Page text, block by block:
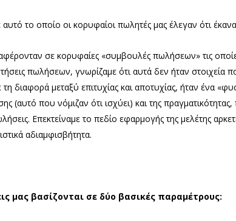
το οποίο οι κορυφαίοι πωλητές μας έλεγαν ότι
σε κορυφαίες «συμβουλές πωλήσεων» τις οποίες
πωλήσεων, γνωρίζαμε ότι αυτά δεν ήταν στοιχεία
διαφορά μεταξύ επιτυχίας και αποτυχίας, ήταν ένα
(αυτό που νόμιζαν ότι ισχύει) και της
Επεκτείναμε το πεδίο εφαρμογής της μελέτης
αδιαμφισβήτητα.
μας βασίζονται σε δύο βασικές παραμέτρους: